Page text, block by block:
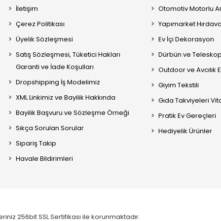
İletişim
Çerez Politikası
Üyelik Sözleşmesi
Satış Sözleşmesi, Tüketici Hakları
Garanti ve İade Koşulları
Dropshipping İş Modelimiz
XML Linkimiz ve Bayilik Hakkında
Bayilik Başvuru ve Sözleşme Örneği
Sıkça Sorulan Sorular
Sipariş Takip
Havale Bildirimleri
Otomotiv Motorlu
Yapımarket
Ev İçi Dekorasyon
Dürbün ve
Outdoor ve Avcılık
Giyim Tekstili
Gıda Takviyeleri
Pratik Ev Gereçleri
Hediyelik Ürünler
256bit SSL Sertifikası ile korunmaktadır.